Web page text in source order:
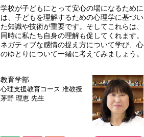
学校が子どもにとって安心の場になるために
は、子どもを理解するための心理学に基づい
た知識や技術が重要です。そしてこれらは、
同時に私たち自身の理解も促してくれます。
ネガティブな感情の捉え方について学び、心
のゆとりについて一緒に考えてみましょう。
教育学部
心理支援教育コース 准教授
茅野 理恵 先生